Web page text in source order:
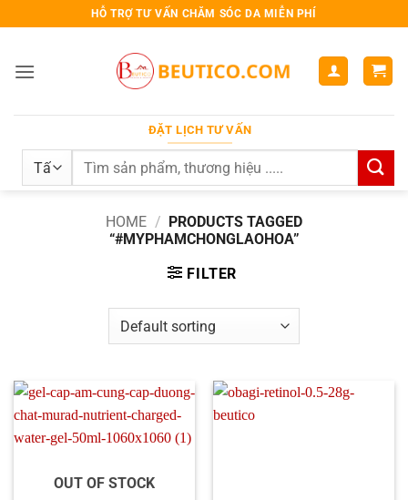
qua
dung
HỖ TRỢ TƯ VẤN CHĂM SÓC DA MIỄN PHÍ
ĐẶT LỊCH TƯ VẤN
Search
HOME / PRODUCTS TAGGED
“#MYPHAMCHONGLAOHOA”
FILTER
OUT OF STOCK